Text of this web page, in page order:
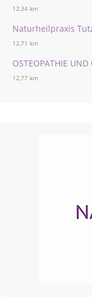
12,34 km
Naturheilpraxis
12,71 km
OSTEOPATHIE UND
12,77 km